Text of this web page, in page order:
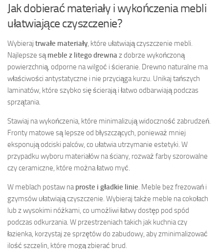
Jak dobierać materiały i wykończenia mebli
ułatwiające czyszczenie?
Wybieraj trwałe materiały , które ułatwiają czyszczenie mebli.
Najlepsze są meble z litego drewna z dobrze wykończoną
powierzchnią, odporne na wilgoć i ścieranie. Drewno naturalne ma
właściwości antystatyczne i nie przyciąga kurzu. Unikaj tańszych
laminatów, które szybko się ścierają i łatwo odbarwiają podczas
sprzątania.
Stawiaj na wykończenia, które minimalizują widoczność zabrudzeń.
Fronty matowe są lepsze od błyszczących, ponieważ mniej
eksponują odciski palców, co ułatwia utrzymanie estetyki. W
przypadku wyboru materiałów na ściany, rozważ farby szorowalne
czy ceramiczne, które można łatwo myć.
W meblach postaw na proste i gładkie linie . Meble bez frezowań i
gzymsów ułatwiają czyszczenie. Wybieraj także meble na cokołach
lub z wysokimi nóżkami, co umożliwi łatwy dostęp pod spód
podczas odkurzania. W przestrzeniach takich jak kuchnia czy
łazienka, korzystaj ze sprzętów do zabudowy, aby zminimalizować
ilość szczelin, które mogą zbierać brud.